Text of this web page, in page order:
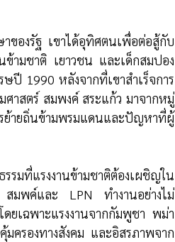
ของรัฐ  เขาได้อุทิศตนเพื่อต่อสู้กับ
ข้ามชาติ เยาวชน และเด็กสมปอง
ปี 1990 หลังจากที่เขาสำเร็จการ
ศาสตร์ สมพงค์ สระแก้ว มาจากหมู่
ายถิ่นข้ามพรมแดนและปัญหาที่ผู้
มที่แรงงานข้ามชาติต้องเผชิญใน
สมพค์และ LPN ทำงานอย่างไม่
ยเฉพาะแรงงานจากกัมพูชา พม่า
ครองทางสังคม และอิสรภาพจาก